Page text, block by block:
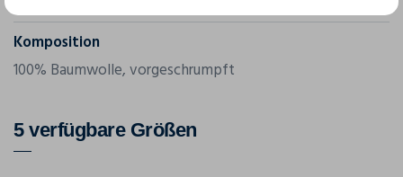
Komposition
100% Baumwolle, vorgeschrumpft
5 verfügbare Größen